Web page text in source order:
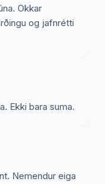
Okkar
og jafnrétti
Ekki bara suma.
Nemendur eiga